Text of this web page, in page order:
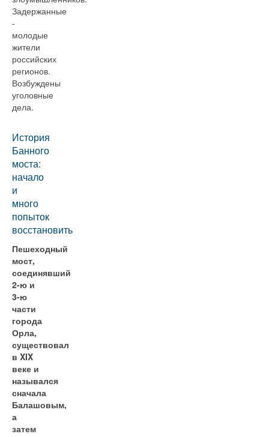
Задержанные
-
молодые
жители
российских
регионов.
Возбуждены
уголовные
дела.
История
Банного
моста:
начало
и
много
попыток
восстановить
Пешеходный
мост,
соединявший
2-ю и
3-ю
части
города
Орла,
существовал
в XIX
веке и
назывался
сначала
Балашовым,
а
затем